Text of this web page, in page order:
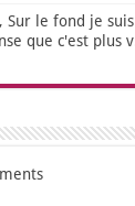
Sur le fond je
que c'est plus